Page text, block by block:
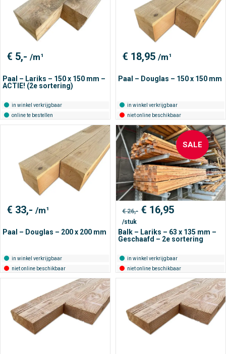
€ 5,- /m¹
Paal – Lariks – 150 x 150 mm –
ACTIE! (2e sortering)
in winkel verkrijgbaar
online te bestellen
€ 18,95 /m¹
Paal – Douglas – 150 x 150 mm
in winkel verkrijgbaar
niet online beschikbaar
€ 33,- /m¹
Paal – Douglas – 200 x 200 mm
in winkel verkrijgbaar
niet online beschikbaar
SALE
€26,- Oorspronkelijke
prijs
€ 26,-.
€ 16,95Huidige
€ 16,95.
/stuk
Balk – Lariks – 63 x 135 mm –
Geschaafd – 2e sortering
in winkel verkrijgbaar
niet online beschikbaar